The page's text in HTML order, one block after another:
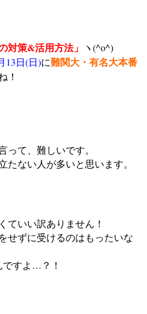
対策&活用方法」 ヽ(^o^)
13日(日)に難関大・有名大本番
！
って、難しいです。
ない人が多いと思います。
ていい訳ありません！
せずに受けるのはもったいな
ですよ…？！